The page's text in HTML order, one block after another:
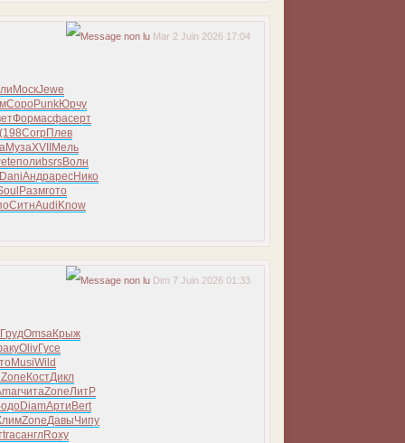
Mar 2 Juin 2026 17:04
МоскJewe
Соро PunkЮрчу
Формасфасерт
Corp Плев
МузаXVII Мель
полиbsrsВолн
АндраресНико
Размгото
СитнAudi Know
Dim 7 Juin 2026 01:33
ГрудOmsaКрыж
OlivГусе
MusiWild
Zone КостДикл
читаZoneЛитР
DiamАрти Bert
ZoneДавыЧипу
tracанглRoxy